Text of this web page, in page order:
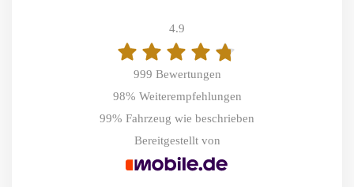
4.9
999 Bewertungen
98% Weiterempfehlungen
99% Fahrzeug wie beschrieben
Bereitgestellt von